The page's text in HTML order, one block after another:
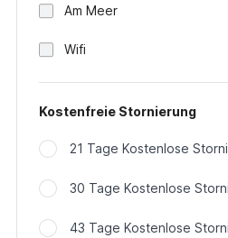
Am Meer
Wifi
Kostenfreie Stornierung
21 Tage Kostenlose
30 Tage Kostenlose
43 Tage Kostenlose